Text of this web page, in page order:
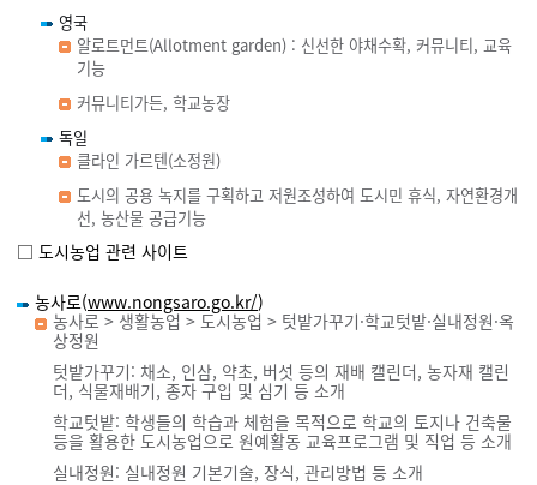
영국
알로트먼트(Allotment garden) : 신선한 야채수확, 커뮤니티, 교육
기능
커뮤니티가든, 학교농장
독일
클라인 가르텐(소정원)
도시의 공용 녹지를 구획하고 저원조성하여 도시민 휴식, 자연환경개
선, 농산물 공급기능
□ 도시농업 관련 사이트
농사로(www.nongsaro.go.kr/)
농사로 > 생활농업 > 도시농업 > 텃밭가꾸기·학교텃밭·실내정원·옥
상정원
텃밭가꾸기: 채소, 인삼, 약초, 버섯 등의 재배 캘린더, 농자재 캘린
더, 식물재배기, 종자 구입 및 심기 등 소개
학교텃밭: 학생들의 학습과 체험을 목적으로 학교의 토지나 건축물
등을 활용한 도시농업으로 원예활동 교육프로그램 및 직업 등 소개
실내정원: 실내정원 기본기술, 장식, 관리방법 등 소개